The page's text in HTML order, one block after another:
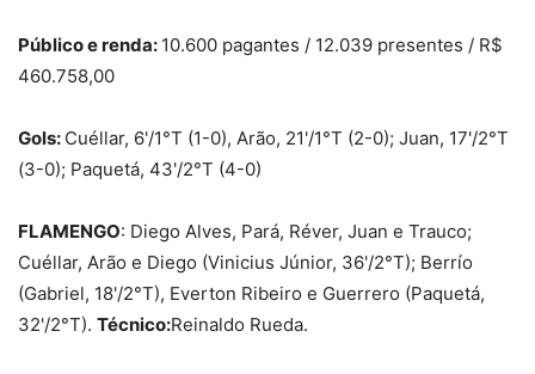
Público e renda: 10.600 pagantes / 12.039 presentes / R$
460.758,00
Gols: Cuéllar, 6'/1°T (1-0), Arão, 21'/1°T (2-0); Juan, 17'/2°T
(3-0); Paquetá, 43'/2°T (4-0)
FLAMENGO: Diego Alves, Pará, Réver, Juan e Trauco;
Cuéllar, Arão e Diego (Vinicius Júnior, 36'/2°T); Berrío
(Gabriel, 18'/2°T), Everton Ribeiro e Guerrero (Paquetá,
32'/2°T). Técnico:Reinaldo Rueda.